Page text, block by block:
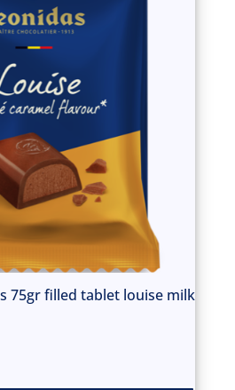
75gr filled tablet louise milk